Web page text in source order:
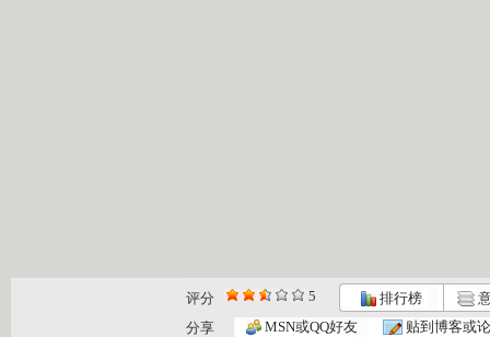
评分 5 排行榜
分享
MSN或QQ好友 贴到博客或